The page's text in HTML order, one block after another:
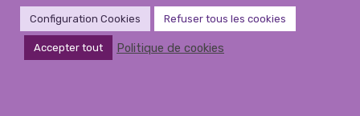
Configuration Cookies Refuser tous les cookies
Accepter tout Politique de cookies